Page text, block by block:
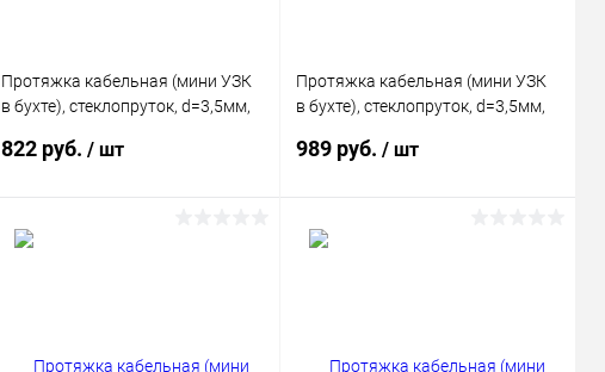
Протяжка кабельная (мини УЗК
в бухте), стеклопруток, d=3,5мм,
822 руб. / шт
Протяжка кабельная (мини УЗК
в бухте), стеклопруток, d=3,5мм,
989 руб./ шт